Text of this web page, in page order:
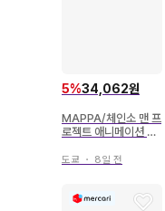
5%34,062원
MAPPA/체인소 맨 프
로젝트 애니메이션 팜
슈에이샤 극장판 체인
도쿄 ・ 8일 전